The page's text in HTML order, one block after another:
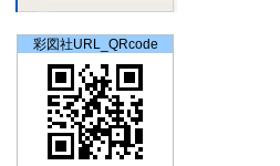
彩図社URL_QRcode